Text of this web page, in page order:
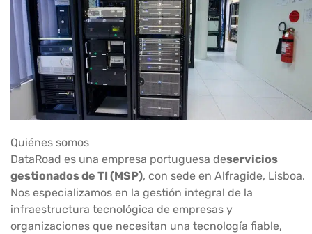
Quiénes somos
DataRoad es una empresa portuguesa deservicios
gestionados de TI (MSP), con sede en Alfragide, Lisboa.
Nos especializamos en la gestión integral de la
infraestructura tecnológica de empresas y
organizaciones que necesitan una tecnología fiable,